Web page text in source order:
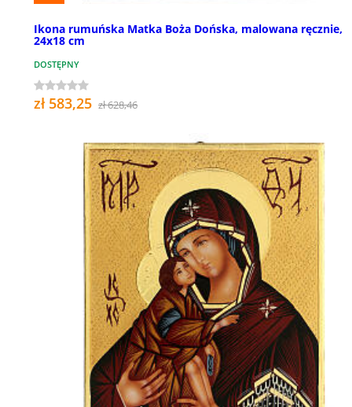
Ikona rumuńska Matka Boża Dońska, malowana ręcznie,
24x18 cm
DOSTĘPNY
zł 583,25 zł 628,46